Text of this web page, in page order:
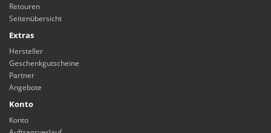
Retouren
Seitenübersicht
Extras
Hersteller
Geschenkgutscheine
Partner
Angebote
Konto
Konto